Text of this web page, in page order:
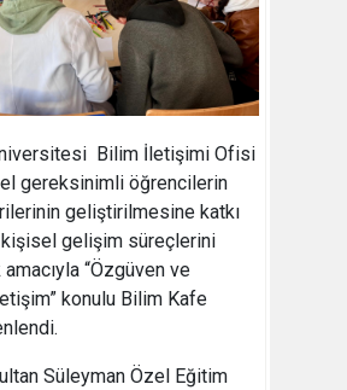
Bilim İletişimi Ofisi
gereksinimli öğrencilerin
geliştirilmesine katkı
gelişim süreçlerini
“Özgüven ve
konulu Bilim Kafe
Süleyman Özel Eğitim